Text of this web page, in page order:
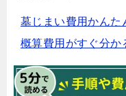
墓じまい費用かんた
概算費用がすぐ分か